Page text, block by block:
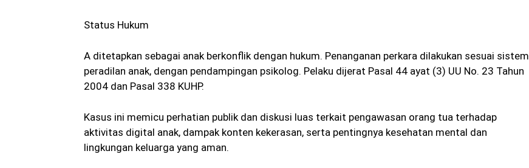
Status Hukum
A ditetapkan sebagai anak berkonflik dengan hukum. Penanganan perkara dilakukan sesuai sistem
peradilan anak, dengan pendampingan psikolog. Pelaku dijerat Pasal 44 ayat (3) UU No. 23 Tahun
2004 dan Pasal 338 KUHP.
Kasus ini memicu perhatian publik dan diskusi luas terkait pengawasan orang tua terhadap
aktivitas digital anak, dampak konten kekerasan, serta pentingnya kesehatan mental dan
lingkungan keluarga yang aman.